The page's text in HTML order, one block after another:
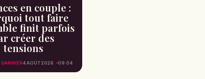
en couple :
tout faire
finit parfois
créer des
tensions
4 AOÛT 2026 09:04